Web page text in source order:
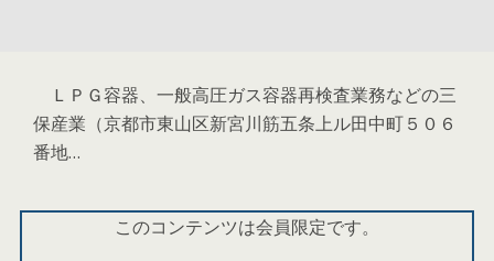
ＬＰＧ容器、一般高圧ガス容器再検査業務などの三
保産業（京都市東山区新宮川筋五条上ル田中町５０６
番地…
このコンテンツは会員限定です。